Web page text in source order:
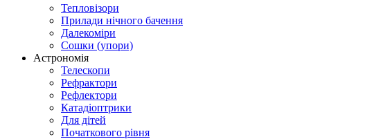
Тепловізори
Прилади нічного бачення
Далекоміри
Сошки (упори)
Астрономія
Телескопи
Рефрактори
Рефлектори
Катадіоптрики
Для дітей
Початкового рівня